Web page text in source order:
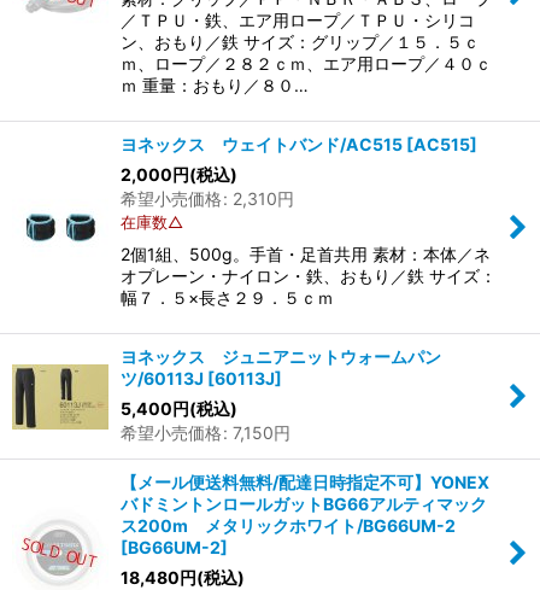
／ＴＰＵ・鉄、エア用ロープ／ＴＰＵ・シリコ
ン、おもり／鉄 サイズ：グリップ／１５．５ｃ
ｍ、ロープ／２８２ｃｍ、エア用ロープ／４０ｃ
ｍ 重量：おもり／８０…
ヨネックス ウェイトバンド/AC515 [AC515]
2,000円(税込)
希望小売価格: 2,310円
在庫数△
2個1組、500g。手首・足首共用 素材：本体／ネ
オプレーン・ナイロン・鉄、おもり／鉄 サイズ：
幅７．５×長さ２９．５ｃｍ
ヨネックス ジュニアニットウォームパン
ツ/60113J [60113J]
5,400円(税込)
希望小売価格: 7,150円
【メール便送料無料/配達日時指定不可】YONEX
バドミントンロールガットBG66アルティマック
ス200m メタリックホワイト/BG66UM-2
[BG66UM-2]
18,480円(税込)